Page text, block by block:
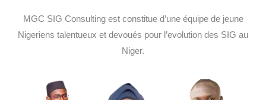
MGC SIG Consulting est constitue d’une équipe de jeune
Nigeriens talentueux et devoués pour l’evolution des SIG au
Niger.